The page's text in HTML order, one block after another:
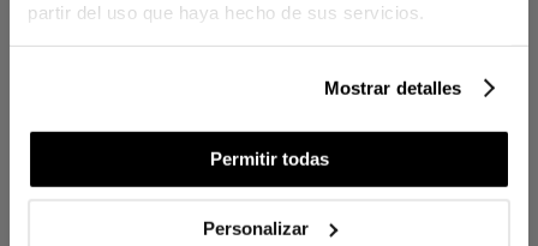
partir del uso que haya hecho de sus servicios.
Mostrar detalles
Permitir todas
Personalizar
Subscribe to our newsletter to receive the
latest news and offers and receive an